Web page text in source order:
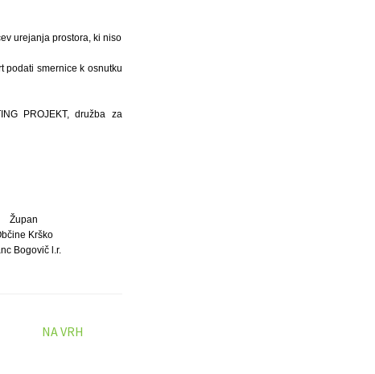
urejanja prostora, ki niso
podati smernice k osnutku
PROJEKT, družba za
Župan
Krško
Bogovič l.r.
NA VRH